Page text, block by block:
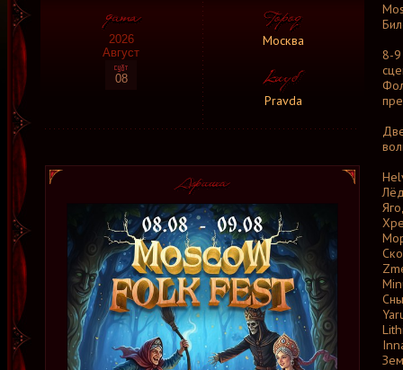
2026
Август
08
Москва
Pravda
8-